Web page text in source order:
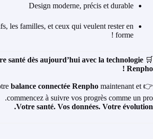
Design moderne, précis et durable
les familles, et ceux qui veulent rester en
forme !
🛒
santé dès aujourd’hui avec la technologie
Renpho !
👉 Commandez votre
balance connectée Renpho maintenant et
commencez à suivre vos progrès comme un pro.
Votre santé. Vos données. Votre évolution.